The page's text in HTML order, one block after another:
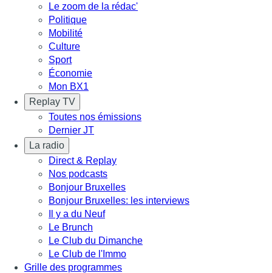
Le zoom de la rédac'
Politique
Mobilité
Culture
Sport
Économie
Mon BX1
Replay TV
Toutes nos émissions
Dernier JT
La radio
Direct & Replay
Nos podcasts
Bonjour Bruxelles
Bonjour Bruxelles: les interviews
Il y a du Neuf
Le Brunch
Le Club du Dimanche
Le Club de l'Immo
Grille des programmes